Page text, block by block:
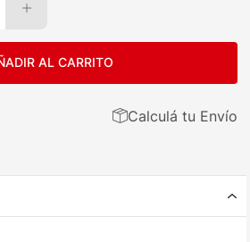
AL CARRITO
Calculá tu Envío